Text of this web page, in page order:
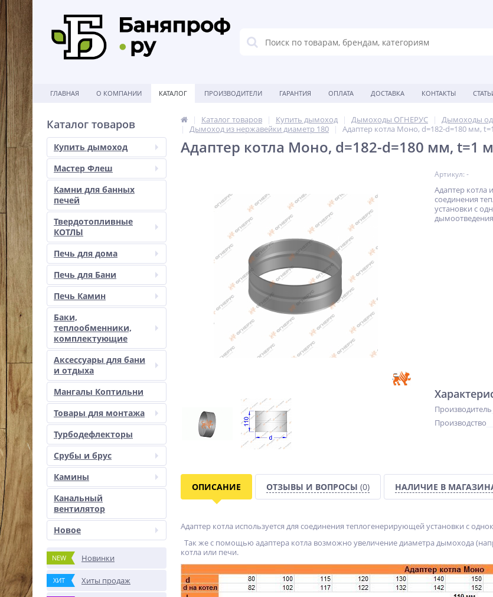
ГЛАВНАЯ О КОМПАНИИ КАТАЛОГ ПРОИЗВОДИТЕЛИ ГАРАНТИЯ ОПЛАТА ДОСТАВКА КОНТАКТЫ
Каталог товаров
Купить дымоход
Мастер Флеш
Камни для банных
печей
Твердотопливные
КОТЛЫ
Печь для дома
Печь для Бани
Печь Камин
Баки,
теплообменники,
комплектующие
Аксессуары для бани
и отдыха
Мангалы Коптильни
Товары для монтажа
Турбодефлекторы
Срубы и брус
Камины
Канальный
вентилятор
Новое
NEW Новинки
ХИТ Хиты продаж
Каталог товаров Купить дымоход Дымоходы ОГНЕРУС
Дымоходы
Дымоход из нержавейки диаметр 180
Адаптер котла Моно, d=182-d=180 мм,
Адаптер котла Моно, d=182-d=180 мм, t=1
Артикул: -
Адаптер котла
соединения
установки с
Производитель
Производство
ОПИСАНИЕ ОТЗЫВЫ И ВОПРОСЫ (0) НАЛИЧИЕ В
Адаптер котла используется для соединения теплогенерирующей установки с
Так же с помощью адаптера котла возможно увеличение диаметра дымохода
котла или печи.